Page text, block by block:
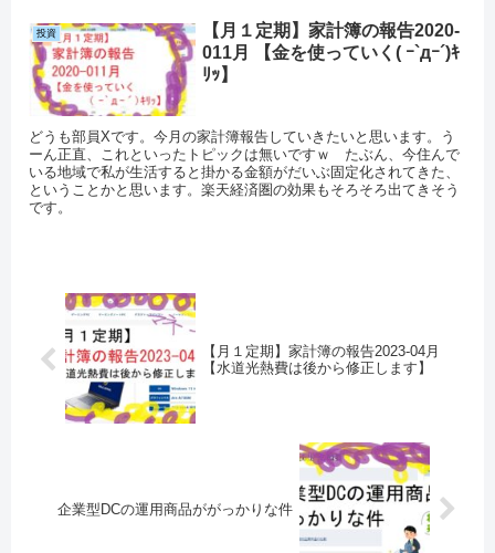
投資
【月１定期】家計簿の報告2020-
011月 【金を使っていく( ｰ`дｰ´)ｷ
ﾘｯ】
どうも部員Xです。今月の家計簿報告していきたいと思います。う
ーん正直、これといったトピックは無いですｗ たぶん、今住んで
いる地域で私が生活すると掛かる金額がだいぶ固定化されてきた、
ということかと思います。楽天経済圏の効果もそろそろ出てきそう
です。
【月１定期】家計簿の報告2023-04月
【水道光熱費は後から修正します】
企業型DCの運用商品ががっかりな件